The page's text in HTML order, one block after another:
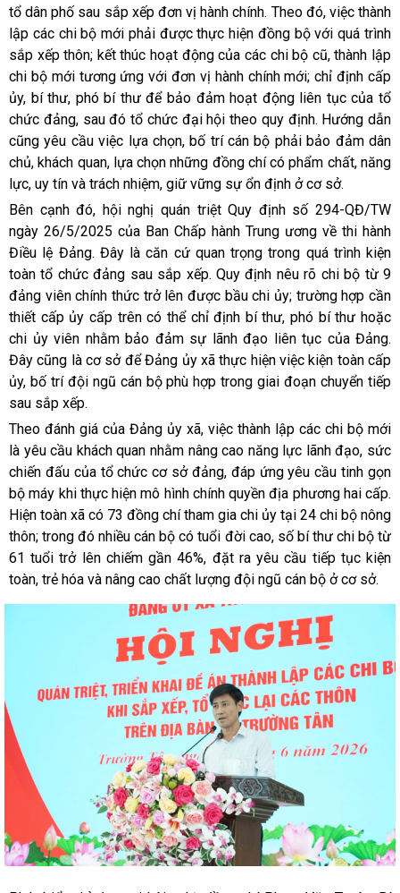
tổ dân phố sau sắp xếp đơn vị hành chính. Theo đó, việc thành
lập các chi bộ mới phải được thực hiện đồng bộ với quá trình
sắp xếp thôn; kết thúc hoạt động của các chi bộ cũ, thành lập
chi bộ mới tương ứng với đơn vị hành chính mới; chỉ định cấp
ủy, bí thư, phó bí thư để bảo đảm hoạt động liên tục của tổ
chức đảng, sau đó tổ chức đại hội theo quy định. Hướng dẫn
cũng yêu cầu việc lựa chọn, bố trí cán bộ phải bảo đảm dân
chủ, khách quan, lựa chọn những đồng chí có phẩm chất, năng
lực, uy tín và trách nhiệm, giữ vững sự ổn định ở cơ sở.
Bên cạnh đó, hội nghị quán triệt Quy định số 294-QĐ/TW
ngày 26/5/2025 của Ban Chấp hành Trung ương về thi hành
Điều lệ Đảng. Đây là căn cứ quan trọng trong quá trình kiện
toàn tổ chức đảng sau sắp xếp. Quy định nêu rõ chi bộ từ 9
đảng viên chính thức trở lên được bầu chi ủy; trường hợp cần
thiết cấp ủy cấp trên có thể chỉ định bí thư, phó bí thư hoặc
chi ủy viên nhằm bảo đảm sự lãnh đạo liên tục của Đảng.
Đây cũng là cơ sở để Đảng ủy xã thực hiện việc kiện toàn cấp
ủy, bố trí đội ngũ cán bộ phù hợp trong giai đoạn chuyển tiếp
sau sắp xếp.
Theo đánh giá của Đảng ủy xã, việc thành lập các chi bộ mới
là yêu cầu khách quan nhằm nâng cao năng lực lãnh đạo, sức
chiến đấu của tổ chức cơ sở đảng, đáp ứng yêu cầu tinh gọn
bộ máy khi thực hiện mô hình chính quyền địa phương hai cấp.
Hiện toàn xã có 73 đồng chí tham gia chi ủy tại 24 chi bộ nông
thôn; trong đó nhiều cán bộ có tuổi đời cao, số bí thư chi bộ từ
61 tuổi trở lên chiếm gần 46%, đặt ra yêu cầu tiếp tục kiện
toàn, trẻ hóa và nâng cao chất lượng đội ngũ cán bộ ở cơ sở.